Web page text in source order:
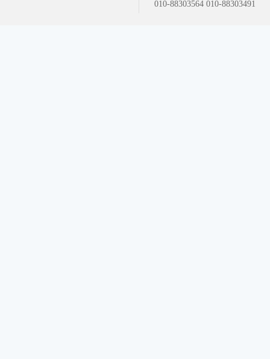
010-88303564 010-88303491